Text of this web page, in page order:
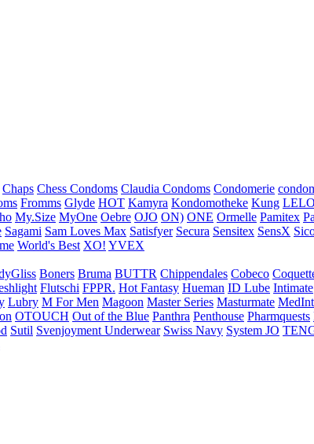
Chaps Chess Condoms Claudia Condoms Condomerie
Fromms Glyde HOT Kamyra Kondomotheke Kung LELO
My.Size MyOne Oebre OJO ON) ONE Ormelle Pamitex
Sagami Sam Loves Max Satisfyer Secura Sensitex SensX
World's Best XO! YVEX
Boners Bruma BUTTR Chippendales Cobeco
Flutschi FPPR. Hot Fantasy Hueman ID Lube Intimate
Lubry M For Men Magoon Master Series Masturmate
OTOUCH Out of the Blue Panthra Penthouse Pharmquests
Sutil Svenjoyment Underwear Swiss Navy System JO